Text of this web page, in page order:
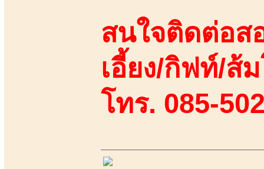
สนใจติดต่อส
เอี้ยง/กิฟท์/ส้
โทร. 085-